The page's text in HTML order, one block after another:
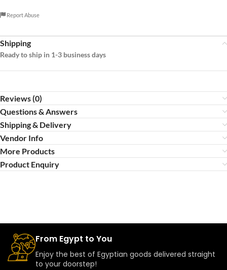
Report Abuse
Shipping
Ready to ship in 1-3 business days
Reviews (0)
Questions & Answers
Shipping & Delivery
Vendor Info
More Products
Product Enquiry
From Egypt to You
Enjoy the best of Egyptian goods delivered straight
to your doorstep!